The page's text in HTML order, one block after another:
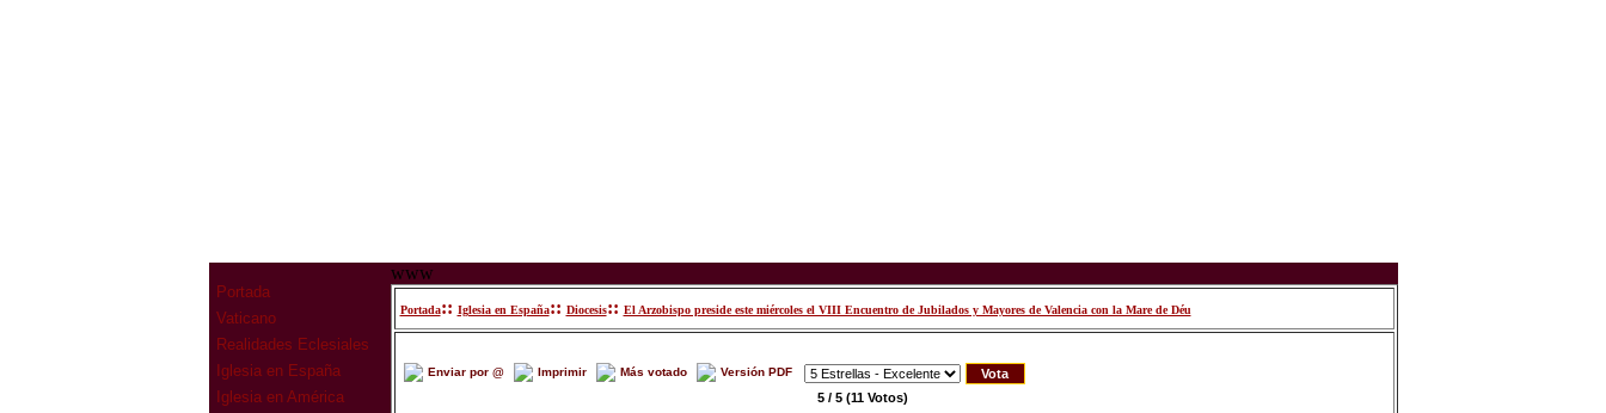
Portada
Vaticano
Realidades Eclesiales
Iglesia en España
Iglesia en América
www
Portada:: Iglesia en España:: Diocesis:: El Arzobispo preside este miércoles el VIII Encuentro de Jubilados y Mayores de Valencia con la Mare de Déu
Enviar por @ Imprimir Más votado Versión PDF
5 / 5 (11 Votos)